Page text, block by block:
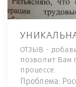
ОТЗЫВ -
позволит Вам
процессе.
Проблема: